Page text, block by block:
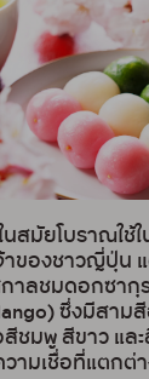
สมัยโบราณใช้
าของชาวญี่ปุ่น
าลชมดอกซากุ
ซึ่งมีสาม
ชมพู สีขาว และ
ามเชื่อที่แตกต่